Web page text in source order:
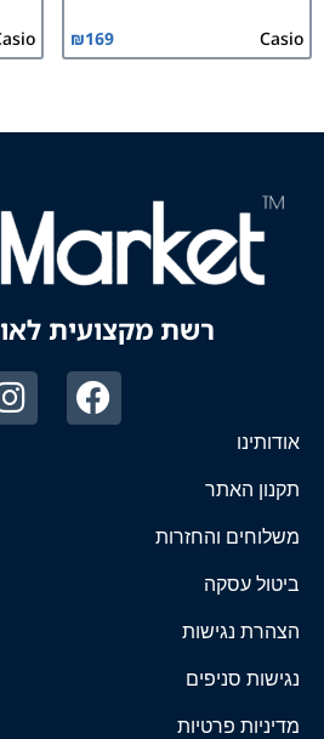
Casio
₪169
רשת מקצועית
אודותינו
תקנון האתר
משלוחים והחזרות
ביטול עסקה
הצהרת נגישות
נגישות סניפים
מדיניות פרטיות